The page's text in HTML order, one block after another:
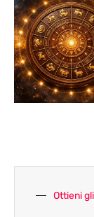
Ottieni